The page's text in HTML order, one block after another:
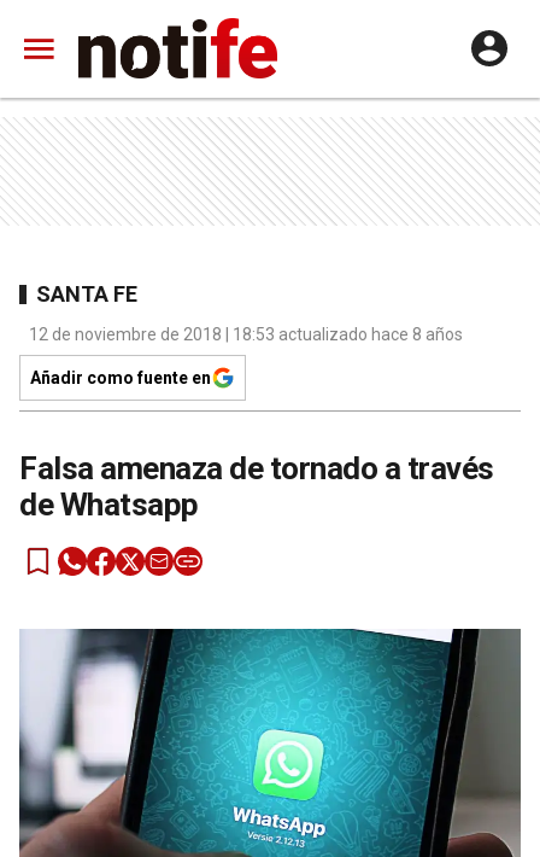
SANTA FE
12 de noviembre de 2018 | 18:53 actualizado hace 8 años
Añadir como fuente en
Falsa amenaza de tornado a través
de Whatsapp